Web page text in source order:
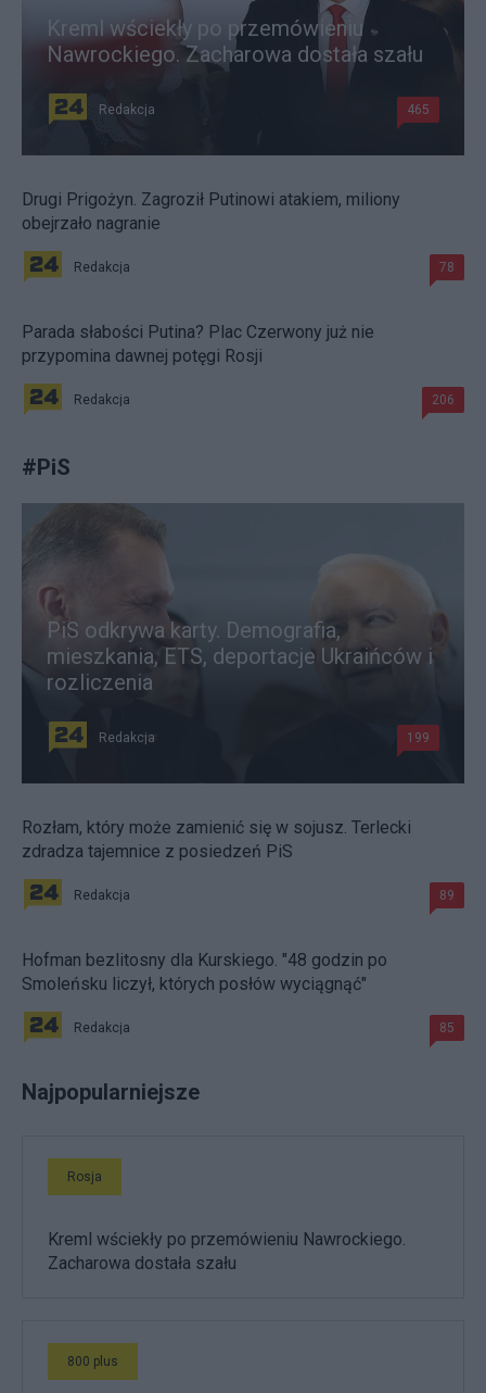
Kreml wściekły po przemówieniu
Nawrockiego. Zacharowa dostała szału
Redakcja 465
Drugi Prigożyn. Zagroził Putinowi atakiem, miliony
obejrzało nagranie
Redakcja 78
Parada słabości Putina? Plac Czerwony już nie
przypomina dawnej potęgi Rosji
Redakcja 206
#PiS
PiS odkrywa karty. Demografia,
mieszkania, ETS, deportacje Ukraińców i
rozliczenia
Redakcja 199
Rozłam, który może zamienić się w sojusz. Terlecki
zdradza tajemnice z posiedzeń PiS
Redakcja 89
Hofman bezlitosny dla Kurskiego. "48 godzin po
Smoleńsku liczył, których posłów wyciągnąć"
Redakcja 85
Najpopularniejsze
Rosja
Kreml wściekły po przemówieniu Nawrockiego.
Zacharowa dostała szału
800 plus